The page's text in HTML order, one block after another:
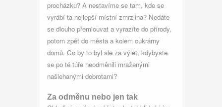
procházku? A nestavíme se tam, kde se
vyrábí ta nejlepší místní zmrzlina? Nedáte
se dlouho přemlouvat a vyrazíte do přírody,
potom zpět do města a kolem cukrárny
domů. Co by to byl ale za výlet, kdybyste
se po té túře neodměnili mraženými
našlehanými dobrotami?
Za odměnu nebo jen tak